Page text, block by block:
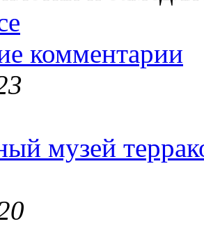
комментарии
музей